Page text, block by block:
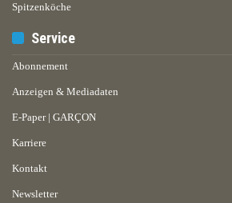
Spitzenköche
Service
Abonnement
Anzeigen & Mediadaten
E-Paper | GARÇON
Karriere
Kontakt
Newsletter